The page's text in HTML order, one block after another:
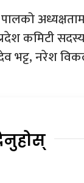
कमिटी
भट्ट, नरेश